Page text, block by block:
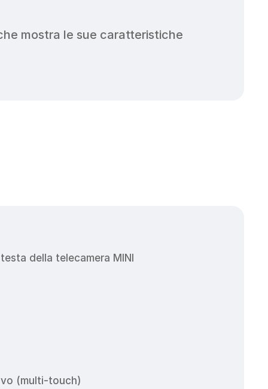
mostra le sue caratteristiche
della telecamera MINI
(multi-touch)